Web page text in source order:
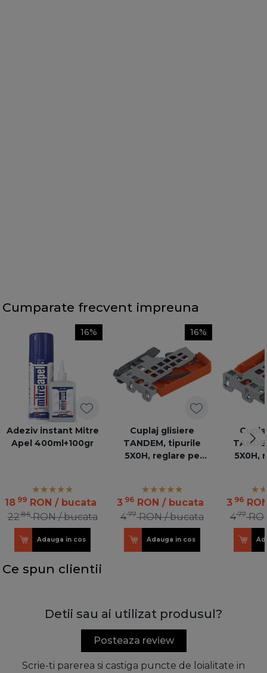
Cumparate frecvent impreuna
16%
Adeziv instant Mitre
Apel 400ml+100gr
18 99 RON / bucata
2286 RON / bucata
Adauga in cos
16%
Cuplaj glisiere
TANDEM, tipurile
5X0H, reglare pe
100 OR
3 96 RON / bucata
477 RON / bucata
Adauga in cos
5X0H,
3 96
477
Ce spun clientii
Detii sau ai utilizat produsul?
Posteaza review
Scrie-ti parerea si castiga puncte de loialitate in